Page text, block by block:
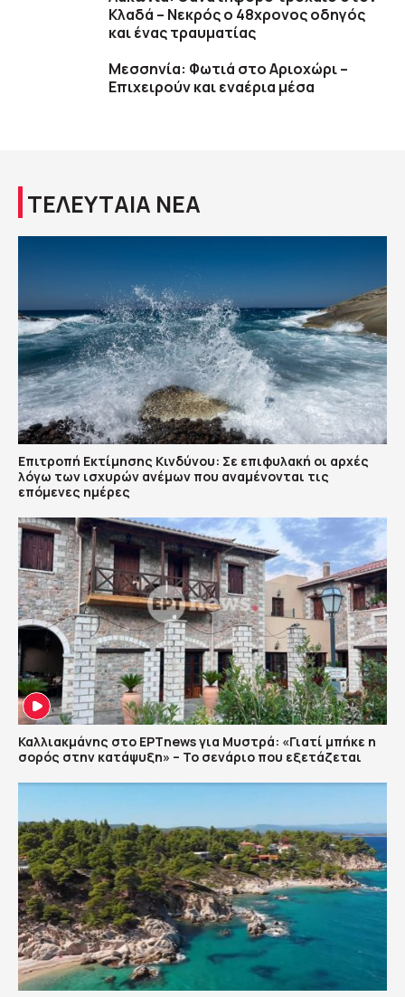
Κλαδά – Νεκρός ο 48χρονος οδηγός
και ένας τραυματίας
Μεσσηνία: Φωτιά στο Αριοχώρι –
Επιχειρούν και εναέρια μέσα
ΤΕΛΕΥΤΑΙΑ ΝΕΑ
Επιτροπή Εκτίμησης Κινδύνου: Σε επιφυλακή οι αρχές
λόγω των ισχυρών ανέμων που αναμένονται τις
επόμενες ημέρες
Καλλιακμάνης στο ΕΡΤnews για Μυστρά: «Γιατί μπήκε η
σορός στην κατάψυξη» – Το σενάριο που εξετάζεται